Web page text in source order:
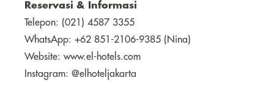
Reservasi & Informasi
Telepon: (021) 4587 3355
WhatsApp: +62 851-2106-9385 (Nina)
Website: www.el-hotels.com
Instagram: @elhoteljakarta